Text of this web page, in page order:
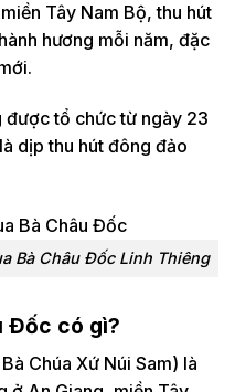
Tây Nam Bộ, thu hút
hương mỗi năm, đặc
được tổ chức từ ngày 23
dịp thu hút đông đảo
Bà Châu Đốc Linh Thiêng
Đốc có gì?
Chúa Xứ Núi Sam) là